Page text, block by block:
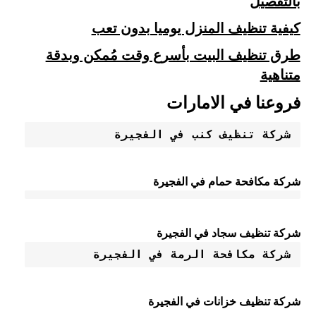
كيفية تنظيف المنزل يوميا بدون تعب
طرق تنظيف البيت بأسرع وقت مُمكن وبدقة
متناهية
فروعنا في الامارات
شركة تنظيف كنب في الفجيرة
شركة مكافحة حمام في الفجيرة
شركة تنظيف سجاد في الفجيرة
شركة مكافحة الرمة في الفجيرة
شركة تنظيف خزانات في الفجيرة